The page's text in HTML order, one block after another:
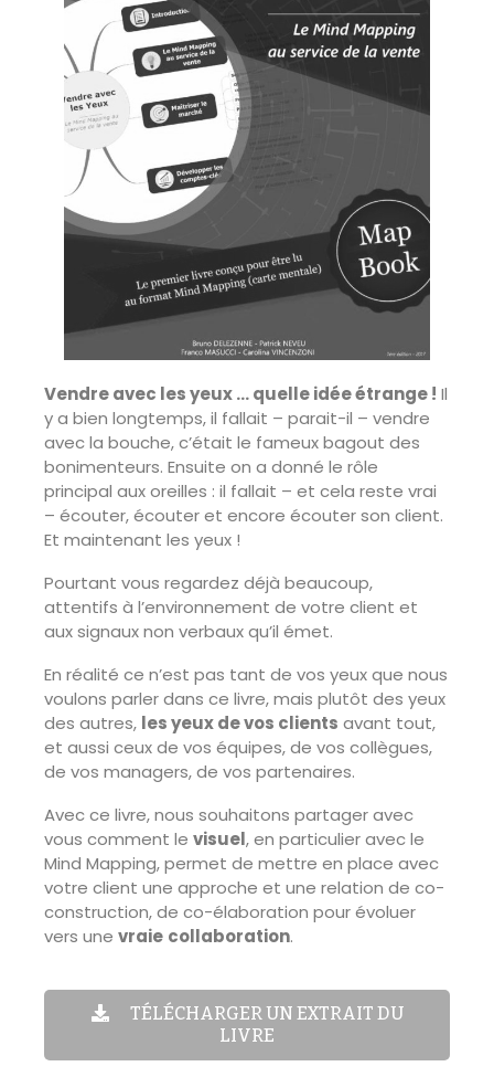
Vendre avec les yeux … quelle idée étrange ! Il
y a bien longtemps, il fallait – parait-il – vendre
avec la bouche, c’était le fameux bagout des
bonimenteurs. Ensuite on a donné le rôle
principal aux oreilles : il fallait – et cela reste vrai
– écouter, écouter et encore écouter son client.
Et maintenant les yeux !
Pourtant vous regardez déjà beaucoup,
attentifs à l’environnement de votre client et
aux signaux non verbaux qu’il émet.
En réalité ce n’est pas tant de vos yeux que nous
voulons parler dans ce livre, mais plutôt des yeux
des autres, les yeux de vos clients avant tout,
et aussi ceux de vos équipes, de vos collègues,
de vos managers, de vos partenaires.
Avec ce livre, nous souhaitons partager avec
vous comment le visuel, en particulier avec le
Mind Mapping, permet de mettre en place avec
votre client une approche et une relation de co-
construction, de co-élaboration pour évoluer
vers une vraie collaboration.
TÉLÉCHARGER UN EXTRAIT DU
LIVRE